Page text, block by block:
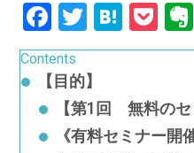
Facebook
Twitter
Contents
【目的】
【第1回 無料のセ
《有料セミナー開